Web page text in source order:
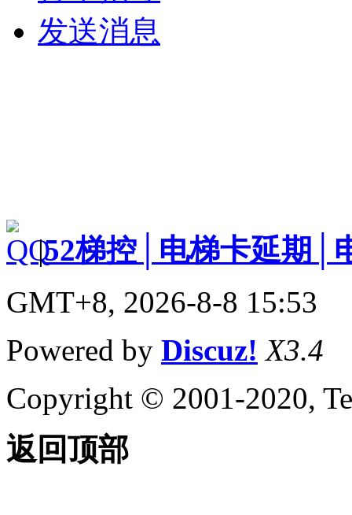
发送消息
|52梯控│电梯卡延期│
GMT+8, 2026-8-8 15:53
Powered by Discuz! X3.4
Copyright © 2001-2020,
返回顶部